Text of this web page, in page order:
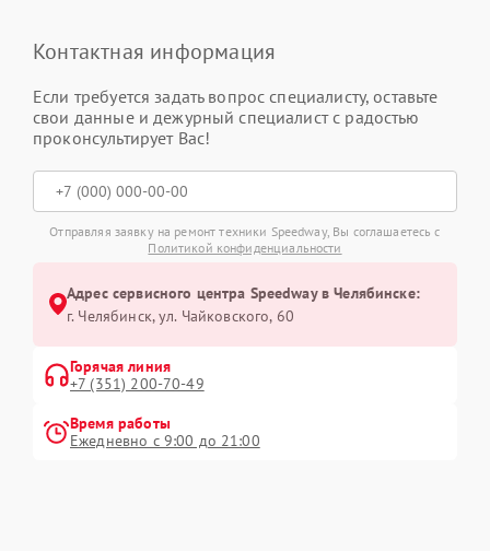
Контактная информация
Если требуется задать вопрос специалисту, оставьте
свои данные и дежурный специалист с радостью
проконсультирует Вас!
Отправляя заявку на ремонт техники Speedway, Вы соглашаетесь с
Политикой конфиденциальности
Адрес сервисного центра Speedway в Челябинске:
г. Челябинск, ул. Чайковского, 60
Горячая линия
+7 (351) 200-70-49
Время работы
Ежедневно с 9:00 до 21:00